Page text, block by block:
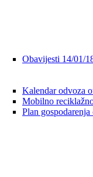
Obavijesti 14/01/
Kalendar odvoza
Mobilno
Plan gospodarenja